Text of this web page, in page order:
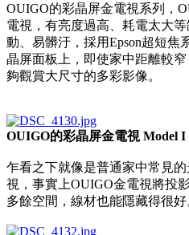
OUIGO的彩晶屏金電視系列，
電視，有亮度過高、耗電太大
動、易髒汙，採用Epson超短焦
晶屏面板上，即使家中距離較
夠觀賞大尺寸的多彩影像。
OUIGO的彩晶屏金電視 Model I
乍看之下就像是普通家中常見
視，事實上OUIGO金電視將投
多餘空間，線材也能隱藏得很好